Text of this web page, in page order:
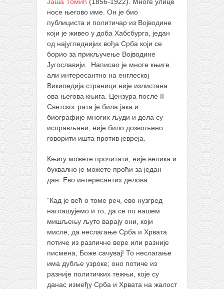
носе његово име. Он је био
публициста и политичар из Војводине
који је живео у доба Хабсбурга, један
од најугледнијих вођа Срба који се
борио за прикључење Војводине
Југославији. Написао је многе књиге
али интересантно на енглеској
Википедија страници није излистана
ова његова књига. Цензура после II
Светског рата је била јака и
биографије многих људи и дела су
исправљани, није било дозвољено
говорити ишта против јевреја.
Књигу можете прочитати, није велика и
буквално је можете проћи за један
дан. Ево интересантих делова:
”Кад је већ о томе реч, ево нузгред
наглашујемо и то, да се по нашем
мишљењу љуто варају они, који
мисле, да неслагање Срба и Хрвата
потиче из различне вере или разније
писмена, Боже сачувај! То неслагање
има дубље узроке; оно потиче из
разније политичких тежњи, које су
данас између Срба и Хрвата на жалост